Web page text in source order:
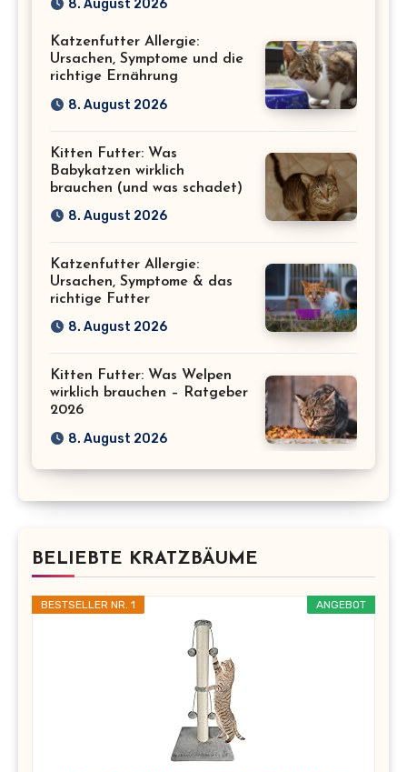
8. August 2026
Katzenfutter Allergie:
Ursachen, Symptome und die
richtige Ernährung
8. August 2026
Kitten Futter: Was
Babykatzen wirklich
brauchen (und was schadet)
8. August 2026
Katzenfutter Allergie:
Ursachen, Symptome & das
richtige Futter
8. August 2026
Kitten Futter: Was Welpen
wirklich brauchen – Ratgeber
2026
8. August 2026
BELIEBTE KRATZBÄUME
ANGEBOT
BESTSELLER NR. 1